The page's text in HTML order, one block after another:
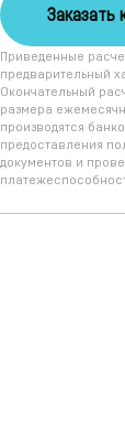
Заказать
Приведенные
предварительный
Окончательный
размера
производятся
предоставления
документов и